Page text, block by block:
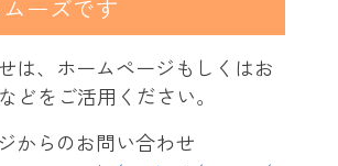
ーズです
は、ホームページもしくはお
どをご活用ください。
からのお問い合わせ